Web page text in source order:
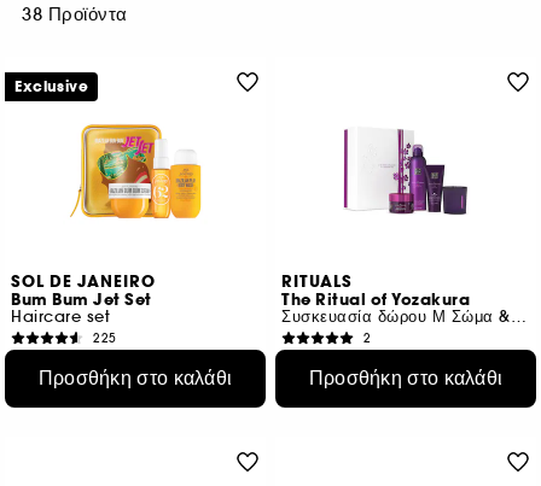
38 Προϊόντα
SOL DE JANEIRO
Bum Bum Jet Set
Haircare set
225
€ 18,79 /100ml
Προσθήκη στο καλάθι
Exclusive
RITUALS
The Ritual of Yozakura
Συσκευασία δώρου Μ Σώμα & Μπάνιο
2
€ 6,64 /100ml
Προσθήκη στο καλάθι